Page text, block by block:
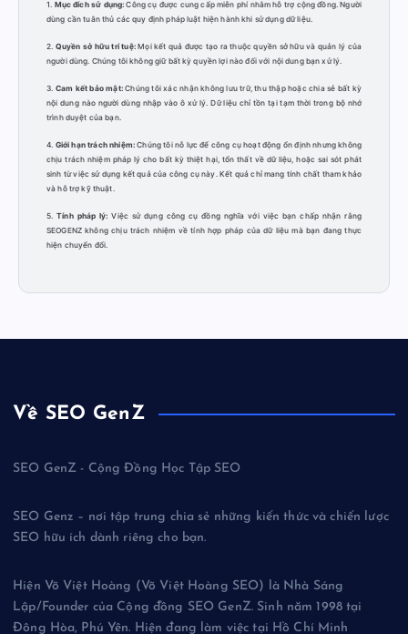
1. Mục đích sử dụng: Công cụ được cung cấp miễn phí nhằm hỗ trợ cộng đồng. Người
dùng cần tuân thủ các quy định pháp luật hiện hành khi sử dụng dữ liệu.
2. Quyền sở hữu trí tuệ:Mọi kết quả được tạo ra thuộc quyền sở hữu và quản lý của
người dùng. Chúng tôi không giữ bất kỳ quyền lợi nào đối với nội dung bạn xử lý.
3. Cam kết bảo mật:Chúng tôi xác nhận không lưu trữ, thu thập hoặc chia sẻ bất kỳ
nội dung nào người dùng nhập vào ô xử lý. Dữ liệu chỉ tồn tại tạm thời trong bộ nhớ
trình duyệt của bạn.
4. Giới hạn trách nhiệm:Chúng tôi nỗ lực để công cụ hoạt động ổn định nhưng không
chịu trách nhiệm pháp lý cho bất kỳ thiệt hại, tổn thất về dữ liệu, hoặc sai sót phát
sinh từ việc sử dụng kết quả của công cụ này. Kết quả chỉ mang tính chất tham khảo
và hỗ trợ kỹ thuật.
5.Tính pháp lý: Việc sử dụng công cụ đồng nghĩa với việc bạn chấp nhận rằng
SEOGENZ không chịu trách nhiệm về tính hợp pháp của dữ liệu mà bạn đang thực
hiện chuyển đổi.
Về SEO GenZ
SEO GenZ - Cộng Đồng Học Tập SEO
SEO Genz – nơi tập trung chia sẻ những kiến thức và chiến lược
SEO hữu ích dành riêng cho bạn.
Hiện Võ Việt Hoàng (Võ Việt Hoàng SEO) là Nhà Sáng
Lập/Founder của Cộng đồng SEO GenZ. Sinh năm 1998 tại
Đông Hòa, Phú Yên. Hiện đang làm việc tại Hồ Chí Minh